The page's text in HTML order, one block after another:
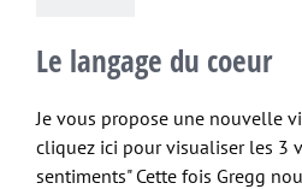
Le langage du coeur
Je vous propose une nouvelle
cliquez ici pour visualiser les 3
sentiments" Cette fois Gregg